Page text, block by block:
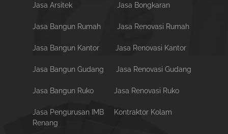
Jasa Arsitek Jasa Bongkaran
Jasa Bangun Rumah Jasa Renovasi Rumah
Jasa Bangun Kantor Jasa Renovasi Kantor
Jasa Bangun Gudang Jasa Renovasi Gudang
Jasa Bangun Ruko Jasa Renovasi Ruko
Jasa Pengurusan IMB
Kontraktor Kolam
Renang